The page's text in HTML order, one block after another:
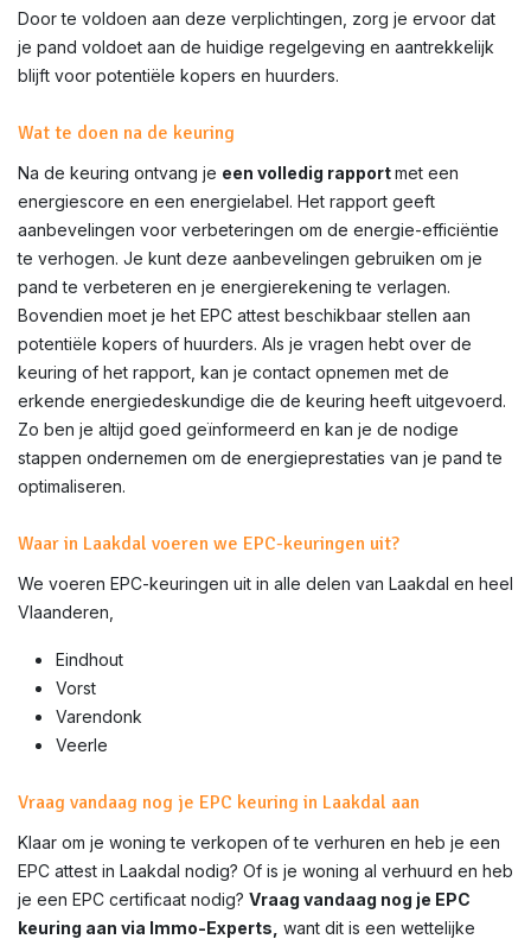
Door te voldoen aan deze verplichtingen, zorg je ervoor dat
je pand voldoet aan de huidige regelgeving en aantrekkelijk
blijft voor potentiële kopers en huurders.
Wat te doen na de keuring
Na de keuring ontvang je een volledig rapportmet een
energiescore en een energielabel. Het rapport geeft
aanbevelingen voor verbeteringen om de energie-efficiëntie
te verhogen. Je kunt deze aanbevelingen gebruiken om je
pand te verbeteren en je energierekening te verlagen.
Bovendien moet je het EPC attest beschikbaar stellen aan
potentiële kopers of huurders. Als je vragen hebt over de
keuring of het rapport, kan je contact opnemen met de
erkende energiedeskundige die de keuring heeft uitgevoerd.
Zo ben je altijd goed geïnformeerd en kan je de nodige
stappen ondernemen om de energieprestaties van je pand te
optimaliseren.
Waar in Laakdal voeren we EPC-keuringen uit?
We voeren EPC-keuringen uit in alle delen van Laakdal en heel
Vlaanderen,
Eindhout
Vorst
Varendonk
Veerle
Vraag vandaag nog je EPC keuring in Laakdal aan
Klaar om je woning te verkopen of te verhuren en heb je een
EPC attest in Laakdal nodig? Of is je woning al verhuurd en heb
je een EPC certificaat nodig? Vraag vandaag nog je EPC
keuring aan via Immo-Experts, want dit is een wettelijke